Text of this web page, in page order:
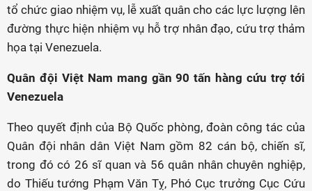
tổ chức giao nhiệm vụ, lễ xuất quân cho các lực lượng lên
đường thực hiện nhiệm vụ hỗ trợ nhân đạo, cứu trợ thảm
họa tại Venezuela.
Quân đội Việt Nam mang gần 90 tấn hàng cứu trợ tới
Venezuela
Theo quyết định của Bộ Quốc phòng, đoàn công tác của
Quân đội nhân dân Việt Nam gồm 82 cán bộ, chiến sĩ,
trong đó có 26 sĩ quan và 56 quân nhân chuyên nghiệp,
do Thiếu tướng Phạm Văn Tỵ, Phó Cục trưởng Cục Cứu